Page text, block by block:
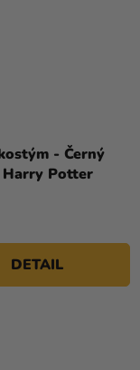
- Černý
Harry Potter
DETAIL